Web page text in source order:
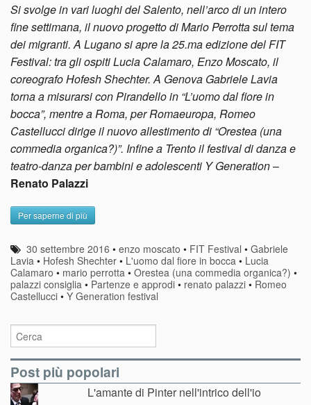
Si svolge in vari luoghi del Salento, nell’arco di un intero
fine settimana, il nuovo progetto di Mario Perrotta sul tema
dei migranti. A Lugano si apre la 25.ma edizione del FIT
Festival: tra gli ospiti Lucia Calamaro, Enzo Moscato, il
coreografo Hofesh Shechter. A Genova Gabriele Lavia
torna a misurarsi con Pirandello in “L’uomo dal fiore in
bocca”, mentre a Roma, per Romaeuropa, Romeo
Castellucci dirige il nuovo allestimento di “Orestea (una
commedia organica?)”. Infine a Trento il festival di danza e
teatro-danza per bambini e adolescenti Y Generation–
Renato Palazzi
Per saperne di più
30 settembre 2016 •enzo moscato • FIT Festival •Gabriele
Lavia • Hofesh Shechter • L'uomo dal fiore in bocca • Lucia
Calamaro • mario perrotta • Orestea (una commedia organica?) •
palazzi consiglia • Partenze e approdi • renato palazzi • Romeo
Castellucci • Y Generation festival
Post più popolari
L'amante di Pinter nell'intrico dell'io